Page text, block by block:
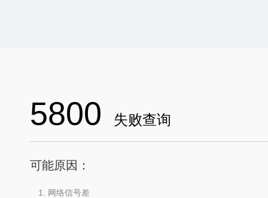
5800 失败查询
可能原因：
网络信号差